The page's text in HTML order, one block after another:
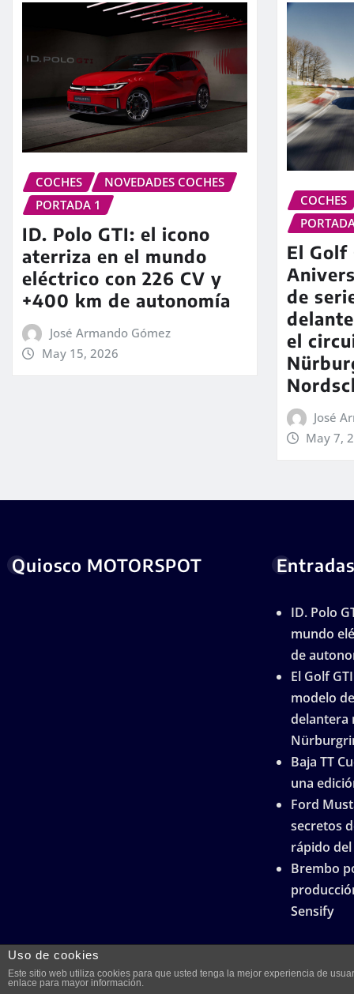
COCHES
NOVEDADES COCHES
PORTADA 1
ID. Polo GTI: el icono
aterriza en el mundo
eléctrico con 226 CV y
+400 km de autonomía
José Armando Gómez
May 15, 2026
COCHES
El Golf
de
el
José
May 7,
Quiosco MOTORSPOT
ID. Polo
mundo
de
El Golf
modelo
delantera
Baja TT
una
Ford
secretos
rápido
Brembo
Sensify
Uso de cookies
Este sitio web utiliza cookies para que usted tenga la mejor experiencia de
enlace para mayor información.